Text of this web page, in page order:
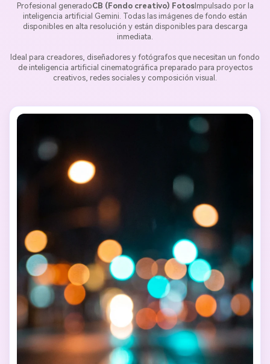
Profesional generadoCB (Fondo creativo) FotosImpulsado por la
inteligencia artificial Gemini. Todas las imágenes de fondo están
disponibles en alta resolución y están disponibles para descarga
inmediata.
Ideal para creadores, diseñadores y fotógrafos que necesitan un fondo
de inteligencia artificial cinematográfica preparado para proyectos
creativos, redes sociales y composición visual.